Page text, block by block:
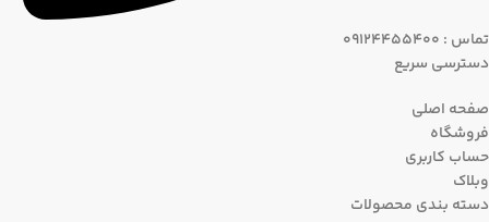
تماس : 09124455400
دسترسی سریع
صفحه اصلی
فروشگاه
حساب کاربری
وبلاک
دسته بندی محصولات